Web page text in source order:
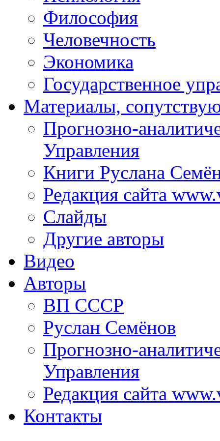
Философия
Человечность
Экономика
Государственное
Материалы,
Прогнозно-
Управления
Книги Руслана
Редакция сайта
Слайды
Другие авторы
Видео
Авторы
ВП СССР
Руслан Семёнов
Прогнозно-
Управления
Редакция сайта
Контакты